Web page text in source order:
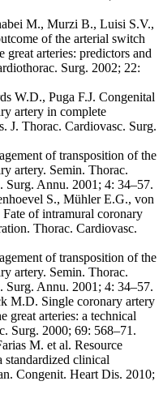
M., Murzi B., Luisi S.V.,
of the arterial switch
arteries: predictors and
Surg. 2002; 22:
W.D., Puga F.J. Congenital
artery in complete
J. Thorac. Cardiovasc. Surg.
of transposition of the
artery. Semin. Thorac.
Surg. Annu. 2001; 4: 34–57.
S., Mühler E.G., von
of intramural coronary
Thorac. Cardiovasc.
of transposition of the
artery. Semin. Thorac.
Surg. Annu. 2001; 4: 34–57.
M.D. Single coronary artery
great arteries: a technical
Surg. 2000; 69: 568–71.
M. et al. Resource
clinical
Congenit. Heart Dis. 2010;